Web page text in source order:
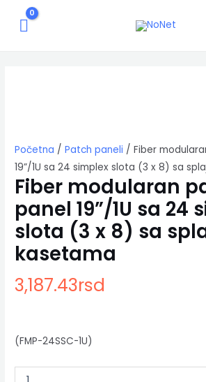
Početna /Patch paneli / Fiber
19”/1U sa 24 simplex slota (3 x 8) sa
Fiber modularan
panel 19”/1U sa 24
slota (3 x 8) sa
kasetama
3,187.43rsd
(FMP-24SSC-1U)
simplex
slota
(3
x
8)
sa
splajs
kasetama